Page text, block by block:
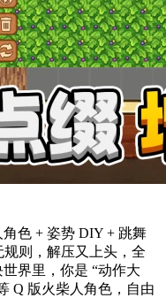
色 + 姿势 DIY + 跳舞
则，解压又上头，全
界里，你是 “动作大
Q 版火柴人角色，自由